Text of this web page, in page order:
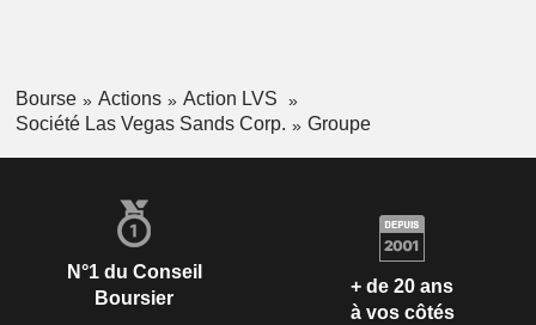
Bourse Actions
Action LVS
Société Las Vegas Sands Corp.
Groupe
N°1 du Conseil
Boursier
+ de 20 ans
à vos côtés